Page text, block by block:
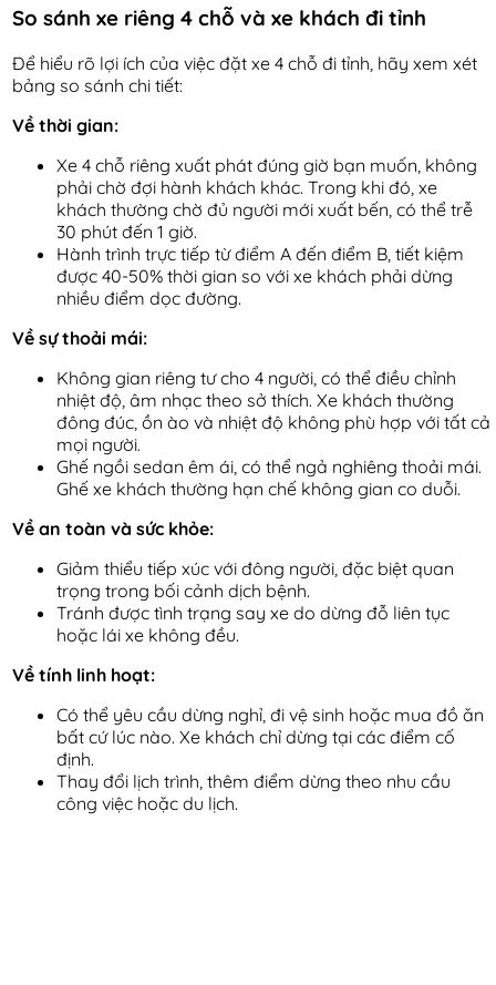
So sánh xe riêng 4 chỗ và xe khách đi tỉnh
Để hiểu rõ lợi ích của việc đặt xe 4 chỗ đi tỉnh, hãy xem xét
bảng so sánh chi tiết:
Về thời gian:
Xe 4 chỗ riêng xuất phát đúng giờ bạn muốn, không
phải chờ đợi hành khách khác. Trong khi đó, xe
khách thường chờ đủ người mới xuất bến, có thể trễ
30 phút đến 1 giờ.
Hành trình trực tiếp từ điểm A đến điểm B, tiết kiệm
được 40-50% thời gian so với xe khách phải dừng
nhiều điểm dọc đường.
Về sự thoải mái:
Không gian riêng tư cho 4 người, có thể điều chỉnh
nhiệt độ, âm nhạc theo sở thích. Xe khách thường
đông đúc, ồn ào và nhiệt độ không phù hợp với tất cả
mọi người.
Ghế ngồi sedan êm ái, có thể ngả nghiêng thoải mái.
Ghế xe khách thường hạn chế không gian co duỗi.
Về an toàn và sức khỏe:
Giảm thiểu tiếp xúc với đông người, đặc biệt quan
trọng trong bối cảnh dịch bệnh.
Tránh được tình trạng say xe do dừng đỗ liên tục
hoặc lái xe không đều.
Về tính linh hoạt:
Có thể yêu cầu dừng nghỉ, đi vệ sinh hoặc mua đồ ăn
bất cứ lúc nào. Xe khách chỉ dừng tại các điểm cố
định.
Thay đổi lịch trình, thêm điểm dừng theo nhu cầu
công việc hoặc du lịch.